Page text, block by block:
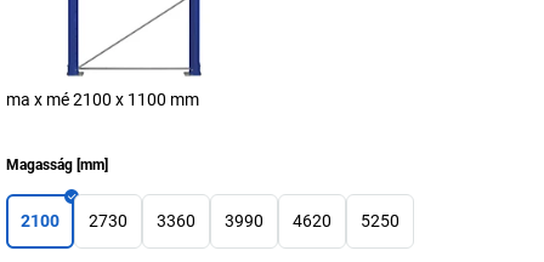
ma x mé 2100 x 1100 mm
Magasság [mm]
2100 2730 3360 3990 4620 5250